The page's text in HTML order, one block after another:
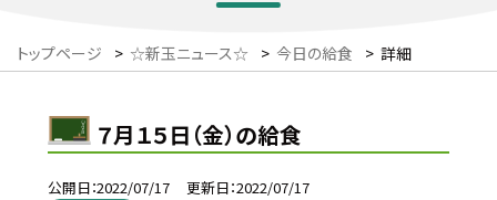
トップページ > ☆新玉ニュース☆ > 今日の給食 > 詳細
７月１５日（金）の給食
公開日 2022/07/17 更新日 2022/07/17